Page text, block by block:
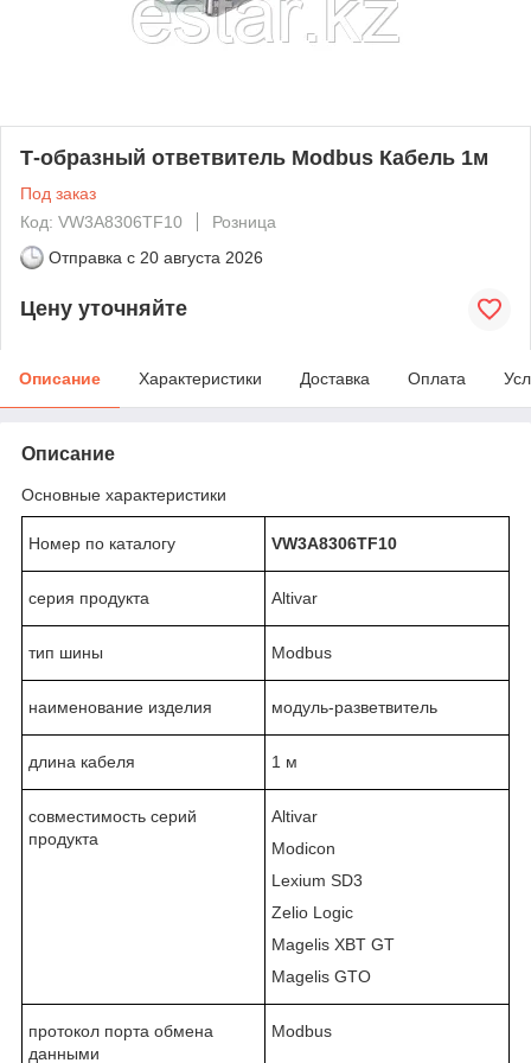
Т-образный ответвитель Modbus Кабель 1м
Под заказ
Код: VW3A8306TF10
Розница
Отправка с 20 августа 2026
Цену уточняйте
Описание Характеристики Доставка Оплата
Описание
Основные характеристики
Номер по каталогу VW3A8306TF10
серия продукта Altivar
тип шины Modbus
наименование изделия модуль-разветвитель
длина кабеля 1 м
совместимость серий
продукта
Altivar
Modicon
Lexium SD3
Zelio Logic
Magelis XBT GT
Magelis GTO
протокол порта обмена
данными
Modbus